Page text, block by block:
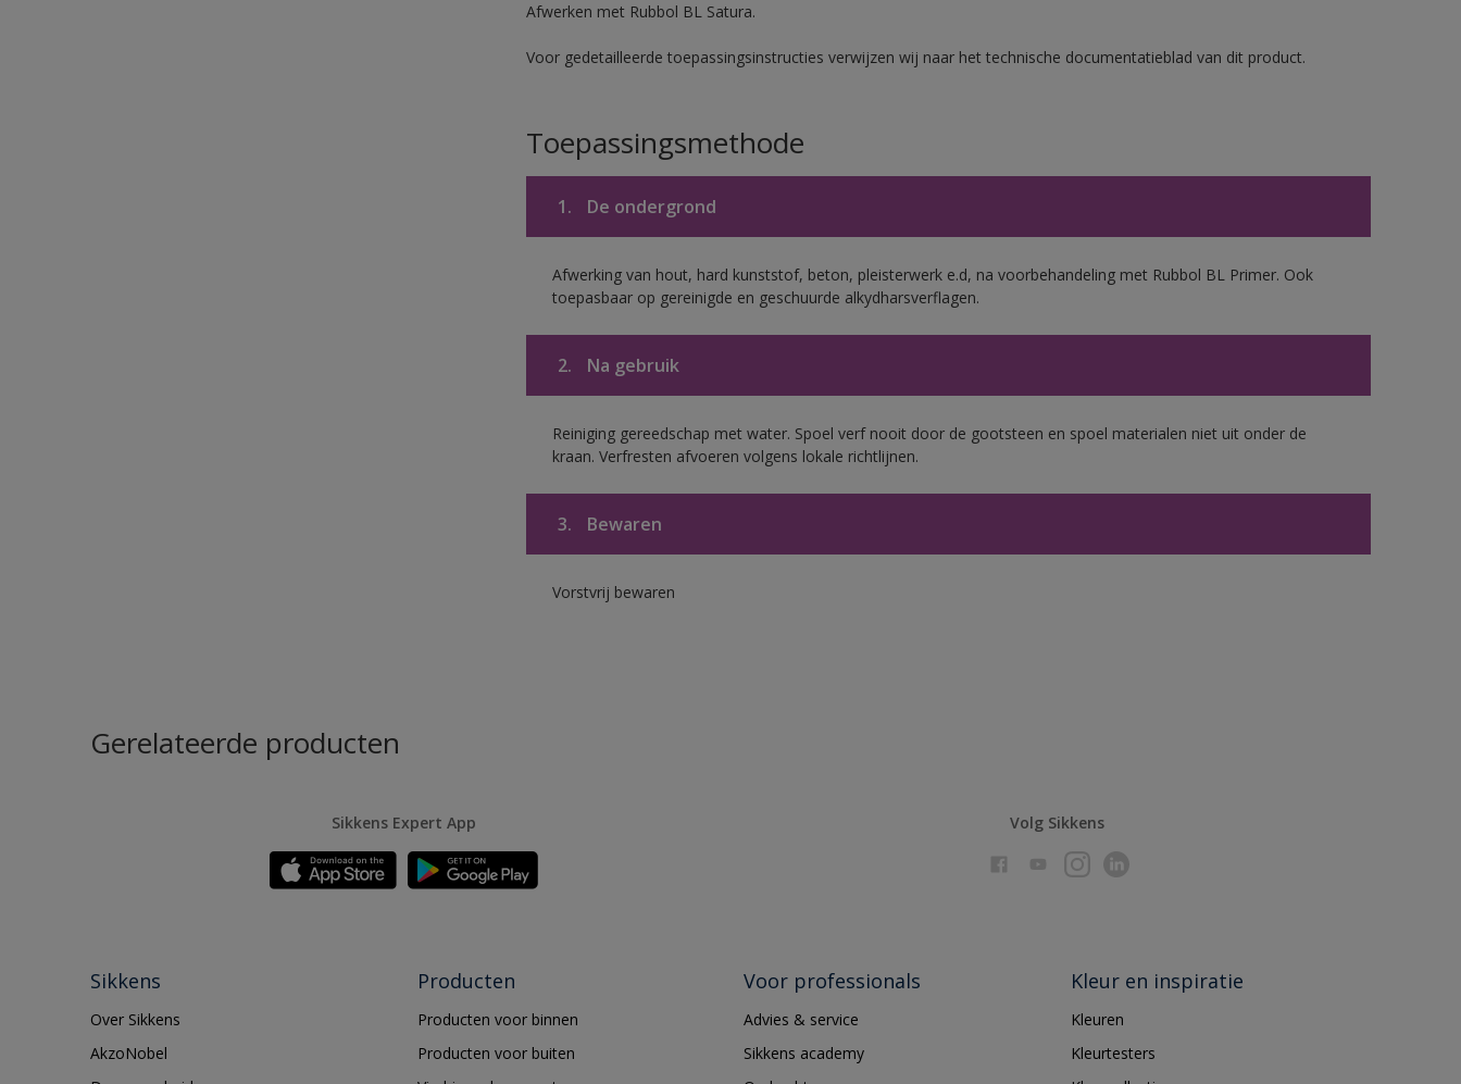
Afwerken met Rubbol BL Satura.
Voor gedetailleerde toepassingsinstructies verwijzen wij naar het technische documentatieblad van dit product.
Toepassingsmethode
1. De ondergrond
Afwerking van hout, hard kunststof, beton, pleisterwerk e.d, na voorbehandeling met Rubbol BL Primer. Ook
toepasbaar op gereinigde en geschuurde alkydharsverflagen.
2. Na gebruik
Reiniging gereedschap met water. Spoel verf nooit door de gootsteen en spoel materialen niet uit onder de
kraan. Verfresten afvoeren volgens lokale richtlijnen.
3. Bewaren
Vorstvrij bewaren
Gerelateerde producten
Sikkens Expert App Volg Sikkens
Sikkens
Over Sikkens
AkzoNobel
Producten
Producten voor binnen
Producten voor buiten
Voor professionals
Advies & service
Sikkens academy
Kleur en inspiratie
Kleuren
Kleurtesters